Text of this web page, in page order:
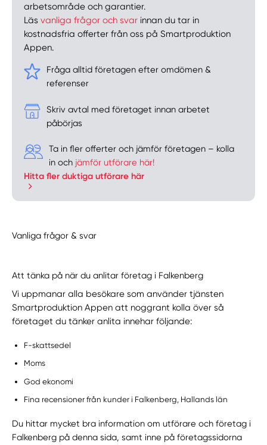
arbetsområde och garantier.
Läsvanliga frågor och svar innan du tar in
kostnadsfria offerter från oss på Smartproduktion
Appen.
Fråga alltid företagen efter omdömen &
referenser
Skriv avtal med företaget innan arbetet
påbörjas
Ta in fler offerter och jämför företagen – kolla
in och jämför utförare här!
Hitta fler duktiga utförare här
Vanliga frågor & svar
Att tänka på när du anlitar företag i Falkenberg
Vi uppmanar alla besökare som använder tjänsten
Smartproduktion Appen att noggrant kolla över så
företaget du tänker anlita innehar följande:
F-skattsedel
Moms
God ekonomi
Fina recensioner från kunder i Falkenberg, Hallands län
Du hittar mycket bra information om utförare och företag i
Falkenberg på denna sida, samt inne på företagssidorna